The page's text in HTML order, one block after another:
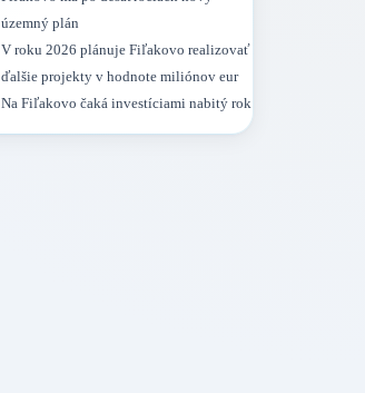
územný plán
V roku 2026 plánuje Fiľakovo realizovať
ďalšie projekty v hodnote miliónov eur
Na Fiľakovo čaká investíciami nabitý rok